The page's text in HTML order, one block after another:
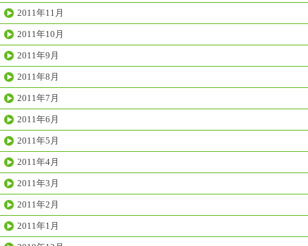
2011年11月
2011年10月
2011年9月
2011年8月
2011年7月
2011年6月
2011年5月
2011年4月
2011年3月
2011年2月
2011年1月